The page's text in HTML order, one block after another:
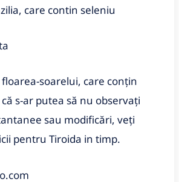
care contin seleniu
soarelui, care conțin
s-ar putea să nu observați
sau modificări, veți
pentru Tiroida in timp.